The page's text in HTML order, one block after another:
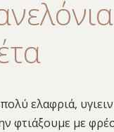
ελαφριά,
φτιάξουμε με